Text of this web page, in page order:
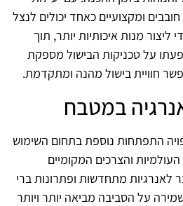
ומקצועיים כאחד יכולים לנצל
מנות איכותיות יותר, תוך
על טכניקות הבישול מספקת
חוויית בישול מהנה ומתקדמת.
במטבח
התפתחות נוספת בתחום השימוש
והצרכים המקומיים
מתחדשות ופתרונות ברי
על הסביבה מביאה יותר ויותר